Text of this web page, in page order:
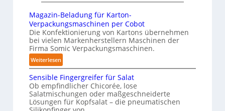
c
a
l
A
h
a
u
s
r
k
u
n
g
n
v
o
n
n
s
t
l
c
h
e
I
Magazin-Beladung für Karton-
Verpackungsmaschinen per Cobot
Die Konfektionierung von Kartons übernehmen
bei vielen Markenherstellern Maschinen der
Firma Somic Verpackungsmaschinen.
Weiterlesen:
M
a
g
a
z
Sensible Fingergreifer für Salat
Ob empfindlicher Chicorée, lose
Salatmischungen oder maßgeschneiderte
Lösungen für Kopfsalat – die pneumatischen